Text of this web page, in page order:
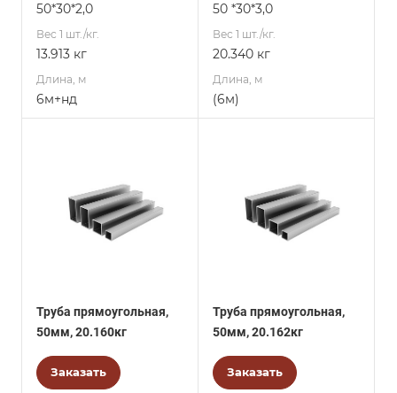
50*30*2,0
Вес 1 шт./кг.
13.913 кг
Длина, м
6м+нд
50 *30*3,0
Вес 1 шт./кг.
20.340 кг
Длина, м
(6м)
Труба прямоугольная,
50мм, 20.160кг
Заказать
Труба прямоугольная,
50мм, 20.162кг
Заказать